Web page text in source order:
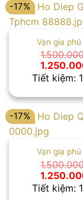
-17%
Vạn gia
Giá
gốc
là:
Tiết kiệm:
-17%
Vạn gia
Giá
gốc
là:
Tiết kiệm: